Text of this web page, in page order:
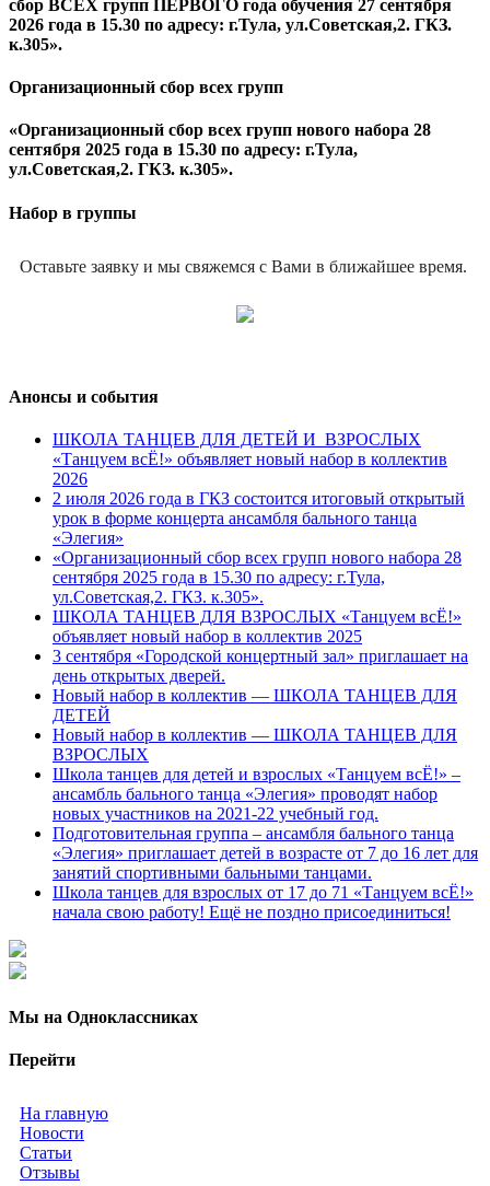
сбор ВСЕХ групп ПЕРВОГО года обучения 27 сентября
2026 года в 15.30 по адресу: г.Тула, ул.Советская,2. ГКЗ.
к.305».
Организационный сбор всех групп
«Организационный сбор всех групп нового набора 28
сентября 2025 года в 15.30 по адресу: г.Тула,
ул.Советская,2. ГКЗ. к.305».
Набор в группы
Оставьте заявку и мы свяжемся с Вами в ближайшее время.
Анонсы и события
ШКОЛА ТАНЦЕВ ДЛЯ ДЕТЕЙ И ВЗРОСЛЫХ
«Танцуем всЁ!» объявляет новый набор в коллектив
2026
2 июля 2026 года в ГКЗ состоится итоговый открытый
урок в форме концерта ансамбля бального танца
«Элегия»
«Организационный сбор всех групп нового набора 28
сентября 2025 года в 15.30 по адресу: г.Тула,
ул.Советская,2. ГКЗ. к.305».
ШКОЛА ТАНЦЕВ ДЛЯ ВЗРОСЛЫХ «Танцуем всЁ!»
объявляет новый набор в коллектив 2025
3 сентября «Городской концертный зал» приглашает на
день открытых дверей.
Новый набор в коллектив — ШКОЛА ТАНЦЕВ ДЛЯ
ДЕТЕЙ
Новый набор в коллектив — ШКОЛА ТАНЦЕВ ДЛЯ
ВЗРОСЛЫХ
Школа танцев для детей и взрослых «Танцуем всЁ!» –
ансамбль бального танца «Элегия» проводят набор
новых участников на 2021-22 учебный год.
Подготовительная группа – ансамбля бального танца
«Элегия» приглашает детей в возрасте от 7 до 16 лет для
занятий спортивными бальными танцами.
Школа танцев для взрослых от 17 до 71 «Танцуем всЁ!»
начала свою работу! Ещё не поздно присоединиться!
Мы на Одноклассниках
Перейти
На главную
Новости
Статьи
Отзывы